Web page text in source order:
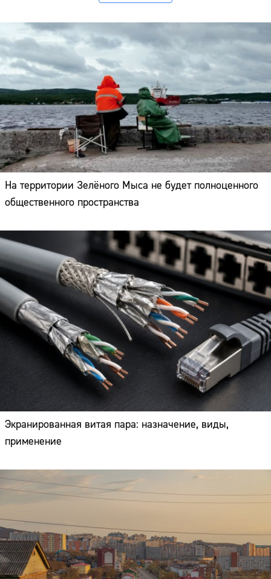
На территории Зелёного Мыса не будет полноценного
общественного пространства
Экранированная витая пара: назначение, виды,
применение